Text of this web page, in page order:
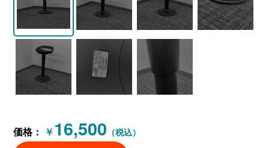
価格： ￥ 16,500 （税込）